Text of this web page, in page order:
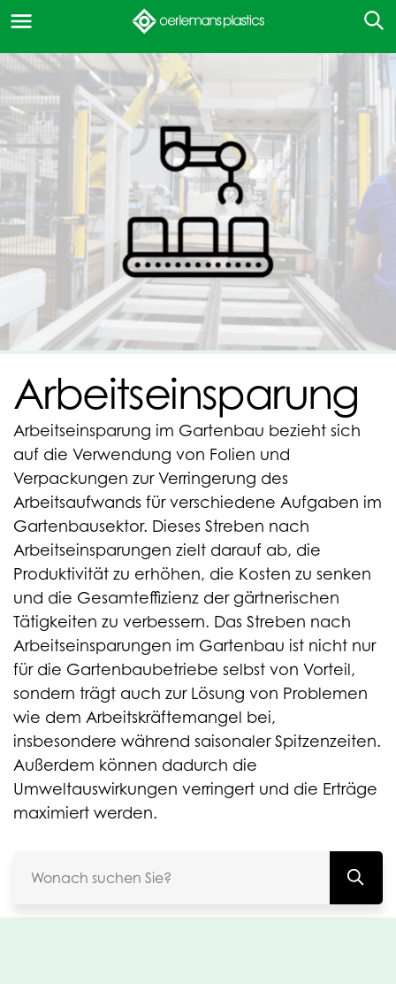
Arbeitseinsparung
Arbeitseinsparung im Gartenbau bezieht sich
auf die Verwendung von Folien und
Verpackungen zur Verringerung des
Arbeitsaufwands für verschiedene Aufgaben im
Gartenbausektor. Dieses Streben nach
Arbeitseinsparungen zielt darauf ab, die
Produktivität zu erhöhen, die Kosten zu senken
und die Gesamteffizienz der gärtnerischen
Tätigkeiten zu verbessern. Das Streben nach
Arbeitseinsparungen im Gartenbau ist nicht nur
für die Gartenbaubetriebe selbst von Vorteil,
sondern trägt auch zur Lösung von Problemen
wie dem Arbeitskräftemangel bei,
insbesondere während saisonaler Spitzenzeiten.
Außerdem können dadurch die
Umweltauswirkungen verringert und die Erträge
maximiert werden.